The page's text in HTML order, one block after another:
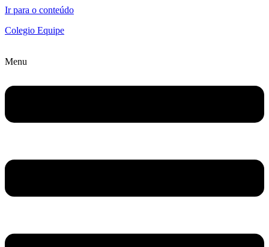
Ir para o conteúdo
Colegio Equipe
Menu